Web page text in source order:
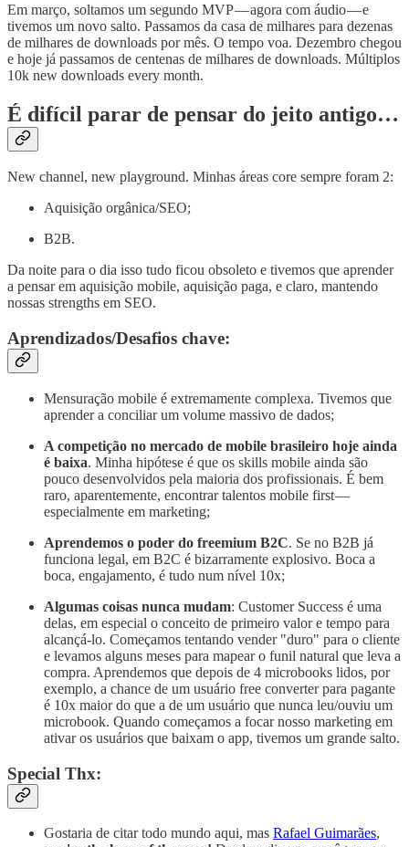
Em março, soltamos um segundo MVP — agora com áudio — e
tivemos um novo salto. Passamos da casa de milhares para dezenas
de milhares de downloads por mês. O tempo voa. Dezembro chegou
e hoje já passamos de centenas de milhares de downloads. Múltiplos
10k new downloads every month.
É difícil parar de pensar do jeito antigo…
New channel, new playground. Minhas áreas core sempre foram 2:
Aquisição orgânica/SEO;
B2B.
Da noite para o dia isso tudo ficou obsoleto e tivemos que aprender
a pensar em aquisição mobile, aquisição paga, e claro, mantendo
nossas strengths em SEO.
Aprendizados/Desafios chave:
Mensuração mobile é extremamente complexa. Tivemos que
aprender a conciliar um volume massivo de dados;
A competição no mercado de mobile brasileiro hoje ainda
é baixa. Minha hipótese é que os skills mobile ainda são
pouco desenvolvidos pela maioria dos profissionais. É bem
raro, aparentemente, encontrar talentos mobile first —
especialmente em marketing;
Aprendemos o poder do freemium B2C. Se no B2B já
funciona legal, em B2C é bizarramente explosivo. Boca a
boca, engajamento, é tudo num nível 10x;
Algumas coisas nunca mudam: Customer Success é uma
delas, em especial o conceito de primeiro valor e tempo para
alcançá-lo. Começamos tentando vender "duro" para o cliente
e levamos alguns meses para mapear o funil natural que leva a
compra. Aprendemos que depois de 4 microbooks lidos, por
exemplo, a chance de um usuário free converter para pagante
é 10x maior do que a de um usuário que nunca leu/ouviu um
microbook. Quando começamos a focar nosso marketing em
ativar os usuários que baixam o app, tivemos um grande salto.
Special Thx:
Gostaria de citar todo mundo aqui, mas Rafael Guimarães,